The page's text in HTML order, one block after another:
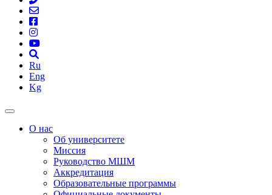
Ru
Eng
Kg
О нас
Об университете
Миссия
Руководство МШМ
Аккредитация
Образовательные программы